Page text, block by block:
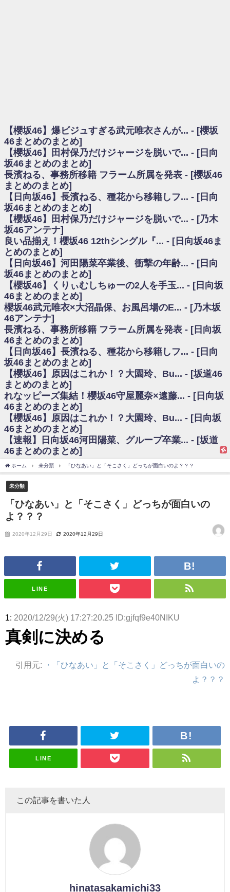
日向坂46まとめのまとめ / 【日向坂46】富田鈴花1st写真集、発売記念記者
会見の模様がこちら！
乃木坂欅坂まとめのまとめ / 【日向坂46】河田陽菜卒業の影響、ガチでデ
カそう...
欅坂あんてな ～欅坂46のニュース・情報・話題をピックアップ / れなッ
ピーズ集結！櫻坂46守屋麗奈×遠藤理子、8/6「ラヴィット！」水曜スタジオ出
演決定
欅坂/日向坂46まとめのまとめ / 【櫻坂46】田村保乃だけジャージを脱いで
いた理由
日向坂46まとめのまとめ / 【日向坂46】若林さん「笑えないぐらい師匠だ
から」佐々木久美と卒業後初の共演の様子がこちら！【激レアさん】
日向坂46まとめのまとめ / 【元日向坂46】情報解禁前で言えない！？丹生
ちゃん、メンバーと会った模様
乃木坂欅坂まとめのまとめ / 【日向坂46】この月、何かあるのか！？『お
願いバッハ！』ミーグリ日程がこちら
欅坂/日向坂46まとめのまとめ / 【櫻坂46】ミーグリで喧嘩！？山下瞳月、
これはマジギレしてる
乃木坂46アンテナ / 【櫻坂46】ハリソン守屋「ゆーづのせいです」【ラヴ
ィット!】
乃木坂あんてな ～乃木坂46・欅坂46・日向坂46のニュース・情報・話題
をピックアップ / 良い品揃え！櫻坂46 12thシングル『Make or Break』オフィ
シャルグッズ絶賛販売受付中
日向坂46まとめのまとめ / 【日向坂46】この月、何かあるのか！？『お願
いバッハ！』ミーグリ日程がこちら
日向坂46まとめのまとめ / 【元日向坂46】この卒業生、めちゃくちゃテレ
ビで見かけるな
欅坂/日向坂46まとめのまとめ / 【櫻坂46】リアルミーグリであの販売も！
『Make or Break』オフィシャルグッズ解禁
乃木坂46アンテナ / 【櫻坂46】ミーグリで喧嘩！？山下瞳月、これはマジ
ギレしてる
乃木坂あんてな ～乃木坂46・欅坂46・日向坂46のニュース・情報・話題
をピックアップ / れなッピーズ集結！櫻坂46守屋麗奈×遠藤理子、8/6「ラヴィ
ット！」水曜スタジオ出演決定
日向坂46まとめのまとめ / 【日向坂46】富田鈴花、次の事務所が決まって
そう！？
日向坂46まとめのまとめ / 【日向坂46】富田鈴花、次の事務所が決まって
そう！？
ハ！』ミーグリ日程がこちら
乃木坂あんてな ～乃木坂46・欅坂46・日向坂46のニュース・情報・話題
をピックアップ / 日向坂46卒業後初共演！佐々木久美さん、師匠オードリー若
林さんと再会した結果･･･【激レアさんを連れてきた。】
欅坂46/日向坂46まとめのまとめ / 『anan』の表紙の櫻坂46さん、多様性
の時代だと話題に
wwwwwwwwwwww
日向坂46まとめのまとめ / 筒井あやめ、アレをチラリ。こういう偶然の方
日向坂46まとめのまとめ / 【日向坂46】富田鈴花1st写真集の先行カット、
花考案グッズ＆生写真5種が公開される
日向坂46まとめのまとめ / これから彼氏と行為する直前の賀喜遥香、やば
い
アイドル – ぷぅアンテナ / 2022年3月22日（火）のメディア情報
アイドル – ぷぅアンテナ / 【乃木坂46】井上和の『なぎおはぎ』って こん
ふぇどみ！ / 【画像】スポ－ツキャスターお姉さん・ハメまくりだったｗｗ
ｗｗｗｗｗｗｗｗｗｗ
ふぇどみ！ / 【悲報】母「裕福な過程が高学歴になるとか大嘘。教育に金を
かけまくったうちの息子が団地住みの貧乏に学歴で負けた」
【櫻坂46】爆ビジュすぎる武元唯衣さんが... - [櫻坂
46まとめのまとめ]
【櫻坂46】田村保乃だけジャージを脱いで... - [日向
坂46まとめのまとめ]
長濱ねる、事務所移籍 フラーム所属を発表 - [櫻坂46
まとめのまとめ]
【日向坂46】長濱ねる、種花から移籍しフ... - [日向
坂46まとめのまとめ]
【櫻坂46】田村保乃だけジャージを脱いで... - [乃木
坂46アンテナ]
良い品揃え！櫻坂46 12thシングル『... - [日向坂46ま
とめのまとめ]
【日向坂46】河田陽菜卒業後、衝撃の年齢... - [日向
坂46まとめのまとめ]
【櫻坂46】くりぃむしちゅーの2人を手玉... - [日向坂
46まとめのまとめ]
櫻坂46武元唯衣×大沼晶保、お風呂場のE... - [乃木坂
46アンテナ]
長濱ねる、事務所移籍 フラーム所属を発表 - [日向坂
46まとめのまとめ]
【日向坂46】長濱ねる、種花から移籍しフ... - [日向
坂46まとめのまとめ]
【櫻坂46】原因はこれか！？大園玲、Bu... - [坂道46
まとめのまとめ]
れなッピーズ集結！櫻坂46守屋麗奈×遠藤... - [日向坂
46まとめのまとめ]
【櫻坂46】原因はこれか！？大園玲、Bu... - [日向坂
46まとめのまとめ]
【速報】日向坂46河田陽菜、グループ卒業... - [坂道
46まとめのまとめ]
ホーム 未分類 「ひなあい」と「そこさく」どっちが面白いのよ？？？
未分類
「ひなあい」と「そこさく」どっちが面白いの
よ？？？
2020年12月29日 2020年12月29日
LINE
1: 2020/12/29(火) 17:27:20.25 ID:gjfqf9e40NIKU
真剣に決める
引用元:
・「ひなあい」と「そこさく」どっちが面白いの
よ？？？
LINE
この記事を書いた人
hinatasakamichi33